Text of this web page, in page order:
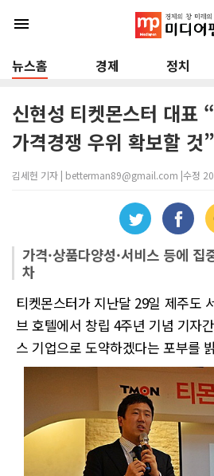
menu
뉴스홈 경제 정치
신현성 티켓몬스터 대표
가격경쟁 우위 확보할 것”
김세헌 기자 | betterman89@gmail.com |수정
가격·상품다양성·서비스 등에 집
차
티켓몬스터가 지난달 29일 제주도
브 호텔에서 창립 4주년 기념 기자
스 기업으로 도약하겠다는 포부를